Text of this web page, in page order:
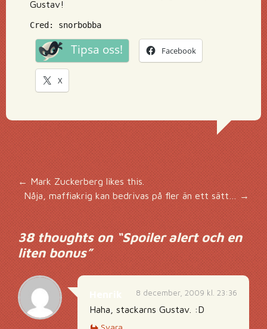
Gustav!
Cred: snorbobba
Tipsa oss! Facebook
X
Inläggsnavigering
← Mark Zuckerberg likes this.
Nåja, maffiakrig kan bedrivas på fler än ett sätt…→
38 thoughts on “Spoiler alert och en
liten bonus”
8 december, 2009 kl. 23:36
Haha, stackarns Gustav. :D
Svara